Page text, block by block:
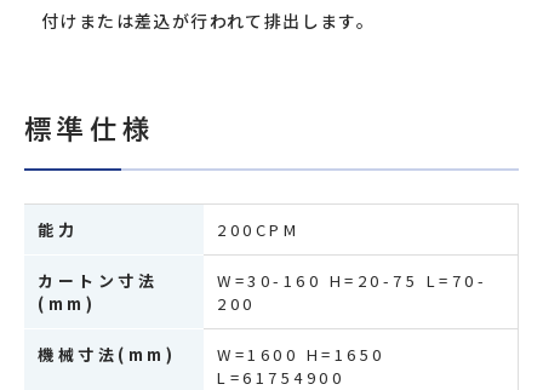
付けまたは差込が行われて排出します。
標準仕様
能力 200CPM
カートン寸法
(mm)
W=30-160 H=20-75 L=70-
200
機械寸法(mm)
W=1600 H=1650
L=61754900